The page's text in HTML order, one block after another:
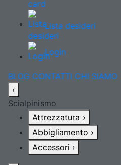
Lista desideri
Login
BLOG CONTATTI CHI SIAMO
‹
Scialpinismo
Attrezzatura ›
Abbigliamento ›
Accessori ›